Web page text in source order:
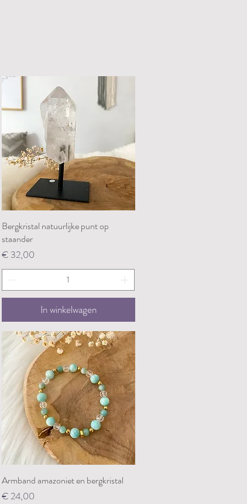
Snel overzicht
Bergkristal natuurlijke punt op
staander
Prijs
€ 32,00
In winkelwagen
Snel overzicht
Armband amazoniet en bergkristal
Prijs
€ 24,00